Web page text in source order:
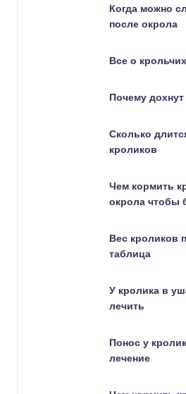
Когда можно
после окрола
Все о
Почему
Сколько
кроликов
Чем кормить
окрола чтобы
Вес кроликов
таблица
У кролика в
лечить
Понос у
лечение